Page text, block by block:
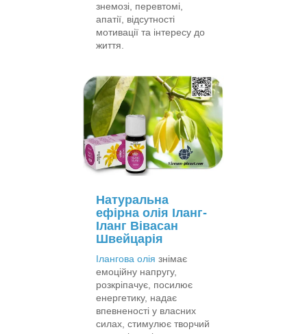
знемозі, перевтомі,
апатії, відсутності
мотивації та інтересу до
життя.
Натуральна
ефірна олія Іланг-
Іланг Вівасан
Швейцарія
Ілангова олія знімає
емоційну напругу,
розкріпачує, посилює
енергетику, надає
впевненості у власних
силах, стимулює творчий